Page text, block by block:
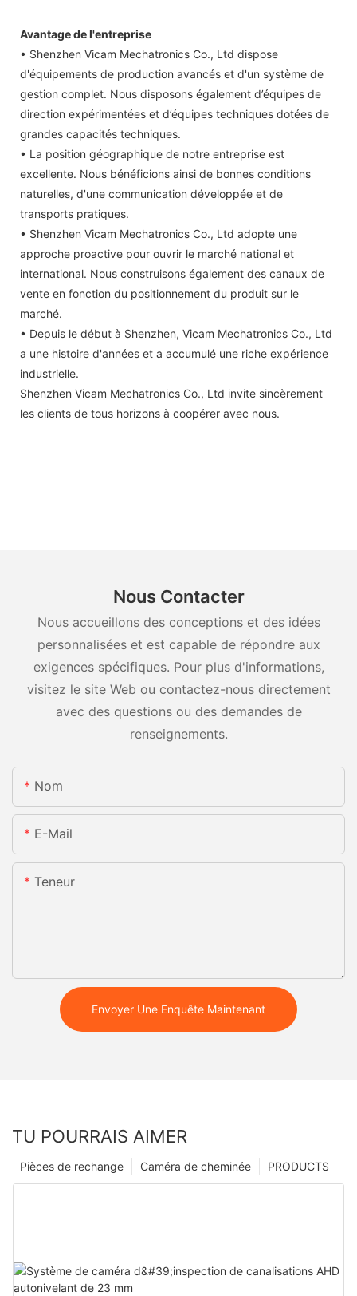
Avantage de l'entreprise
• Shenzhen Vicam Mechatronics Co., Ltd dispose
d'équipements de production avancés et d'un système de
gestion complet. Nous disposons également d’équipes de
direction expérimentées et d’équipes techniques dotées de
grandes capacités techniques.
• La position géographique de notre entreprise est
excellente. Nous bénéficions ainsi de bonnes conditions
naturelles, d'une communication développée et de
transports pratiques.
• Shenzhen Vicam Mechatronics Co., Ltd adopte une
approche proactive pour ouvrir le marché national et
international. Nous construisons également des canaux de
vente en fonction du positionnement du produit sur le
marché.
• Depuis le début à Shenzhen, Vicam Mechatronics Co., Ltd
a une histoire d'années et a accumulé une riche expérience
industrielle.
Shenzhen Vicam Mechatronics Co., Ltd invite sincèrement
les clients de tous horizons à coopérer avec nous.
Nous Contacter
Nous accueillons des conceptions et des idées
personnalisées et est capable de répondre aux
exigences spécifiques. Pour plus d'informations,
visitez le site Web ou contactez-nous directement
avec des questions ou des demandes de
renseignements.
Nom
E-Mail
Teneur
Envoyer Une Enquête Maintenant
TU POURRAIS AIMER
PRODUCTS
Caméra de cheminée
Pièces de rechange